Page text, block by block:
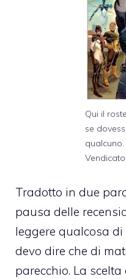
Qui il
se
Tradotto in due
pausa delle
leggere qualcosa
devo dire che di
parecchio. La